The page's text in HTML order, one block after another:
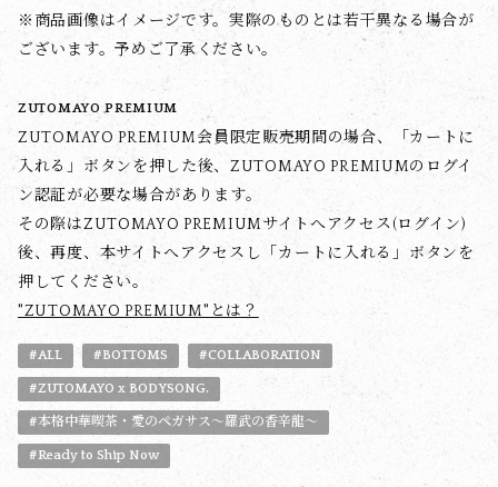
※商品画像はイメージです。実際のものとは若干異なる場合が
ございます。予めご了承ください。
ZUTOMAYO PREMIUM
ZUTOMAYO PREMIUM会員限定販売期間の場合、「カートに
入れる」ボタンを押した後、ZUTOMAYO PREMIUMのログイ
ン認証が必要な場合があります。
その際はZUTOMAYO PREMIUMサイトへアクセス(ログイン)
後、再度、本サイトへアクセスし「カートに入れる」ボタンを
押してください。
"ZUTOMAYO PREMIUM"とは？
#ALL #BOTTOMS #COLLABORATION
#ZUTOMAYO x BODYSONG.
#本格中華喫茶・愛のペガサス～羅武の香辛龍～
#Ready to Ship Now